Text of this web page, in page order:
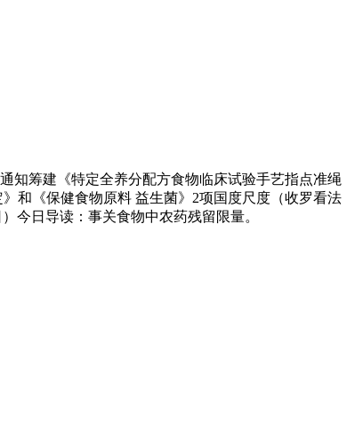
筹建《特定全养分配方食物临床试验手艺指点准绳
和《保健食物原料 益生菌》2项国度尺度（收罗看法
今日导读：事关食物中农药残留限量。